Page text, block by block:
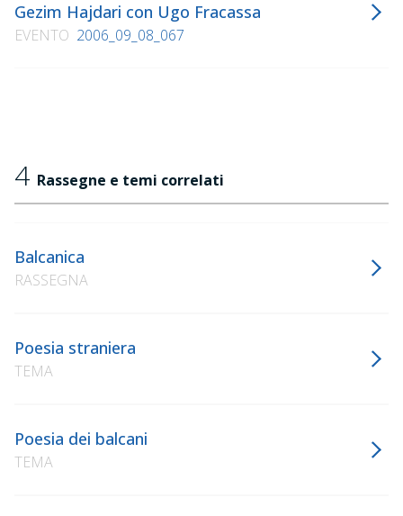
Gezim Hajdari con Ugo Fracassa
EVENTO 2006_09_08_067
4 Rassegne e temi correlati
Balcanica
RASSEGNA
Poesia straniera
TEMA
Poesia dei balcani
TEMA